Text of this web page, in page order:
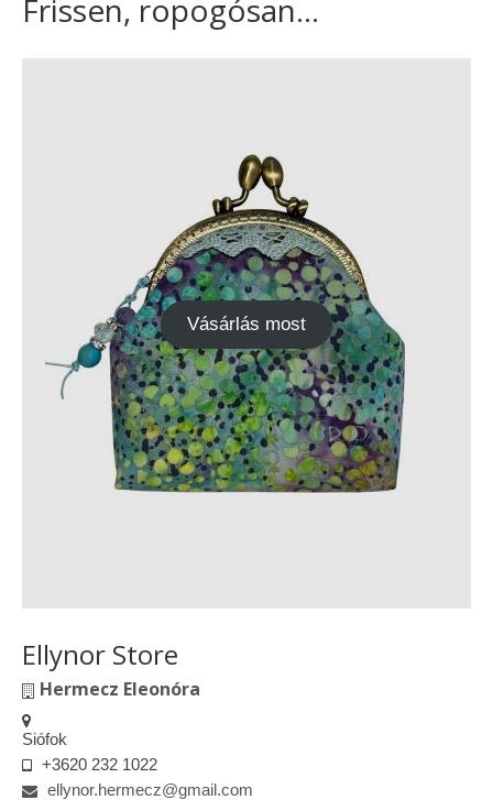
Frissen, ropogósan...
Vásárlás most
Ellynor Store
Hermecz Eleonóra
Siófok
+3620 232 1022
ellynor.hermecz@gmail.com